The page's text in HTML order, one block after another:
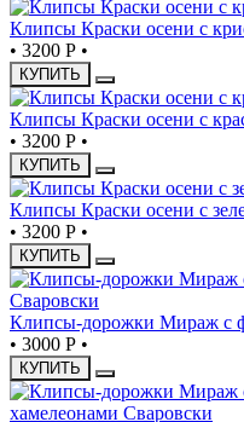
Клипсы Краски осени с
• 3200 Р •
КУПИТЬ
Клипсы Краски осени с
• 3200 Р •
КУПИТЬ
Клипсы Краски осени с
• 3200 Р •
КУПИТЬ
Клипсы-дорожки Мираж с
• 3000 Р •
КУПИТЬ